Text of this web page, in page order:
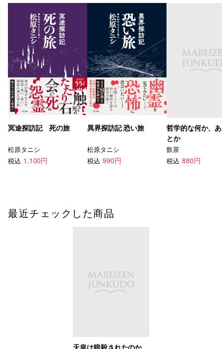
冥途探訪記 死の旅
松原タニシ
税込 1,100円
異界探訪記 恐い旅
松原タニシ
税込 990円
哲学的な何か、
とか
飲茶
税込 880円
最近チェックした商品